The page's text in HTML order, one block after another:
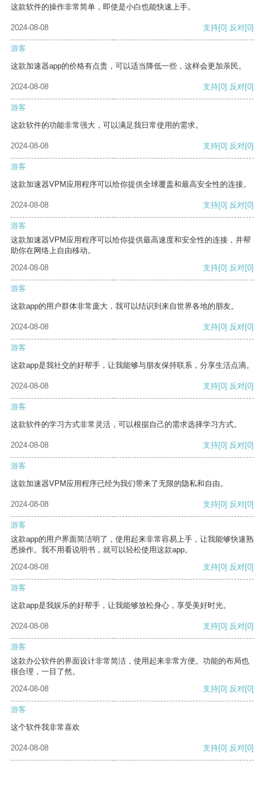
这款软件的操作非常简单，即使是小白也能快速上手。
2024-08-08 支持[0] 反对[0]
游客
这款加速器app的价格有点贵，可以适当降低一些，这样会更加亲民。
2024-08-08 支持[0] 反对[0]
游客
这款软件的功能非常强大，可以满足我日常使用的需求。
2024-08-08 支持[0] 反对[0]
游客
这款加速器VPM应用程序可以给你提供全球覆盖和最高安全性的连接。
2024-08-08 支持[0] 反对[0]
游客
这款加速器VPM应用程序可以给你提供最高速度和安全性的连接，并帮
助你在网络上自由移动。
2024-08-08
支持[0] 反对[0]
游客
这款app的用户群体非常庞大，我可以结识到来自世界各地的朋友。
2024-08-08 支持[0] 反对[0]
游客
这款app是我社交的好帮手，让我能够与朋友保持联系，分享生活点滴。
2024-08-08 支持[0] 反对[0]
游客
这款软件的学习方式非常灵活，可以根据自己的需求选择学习方式。
2024-08-08 支持[0] 反对[0]
游客
这款加速器VPM应用程序已经为我们带来了无限的隐私和自由。
2024-08-08 支持[0] 反对[0]
游客
这款app的用户界面简洁明了，使用起来非常容易上手，让我能够快速熟
悉操作。我不用看说明书，就可以轻松使用这款app。
2024-08-08
支持[0] 反对[0]
游客
这款app是我娱乐的好帮手，让我能够放松身心，享受美好时光。
2024-08-08 支持[0] 反对[0]
游客
这款办公软件的界面设计非常简洁，使用起来非常方便。功能的布局也
很合理，一目了然。
2024-08-08
支持[0] 反对[0]
游客
这个软件我非常喜欢
2024-08-08 支持[0] 反对[0]